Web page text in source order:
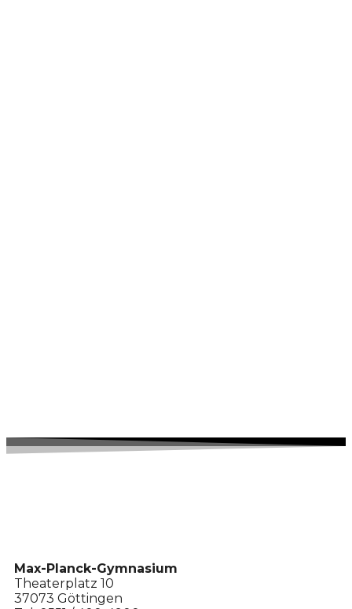
Max-Planck-Gymnasium
Theaterplatz 10
37073 Göttingen